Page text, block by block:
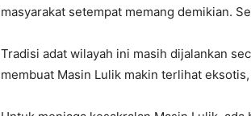
masyarakat setempat memang demikian.
Tradisi adat wilayah ini masih dijalankan
membuat Masin Lulik makin terlihat